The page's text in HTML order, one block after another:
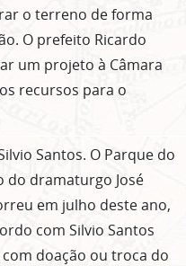
o terreno de forma
O prefeito Ricardo
um projeto à Câmara
recursos para o
Santos. O Parque do
do dramaturgo José
em julho deste ano,
com Silvio Santos
doação ou troca do